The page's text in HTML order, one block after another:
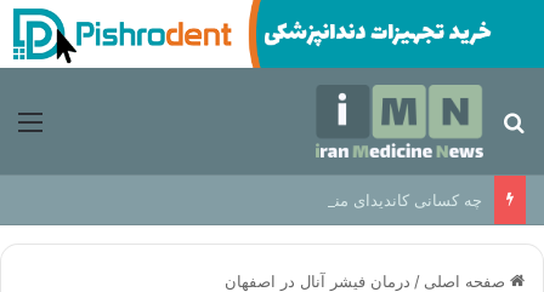
جستجو برای
چه کسانی کاندیدای مناسب برای ایمپلنت دندان هستند؟
صفحه اصلی / درمان فیشر آنال در اصفهان